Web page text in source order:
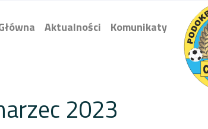
Aktualności Komunikaty
2023